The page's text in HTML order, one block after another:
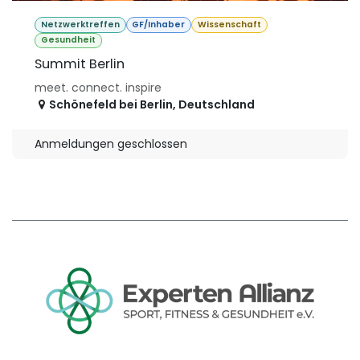
Netzwerktreffen GF/Inhaber
Wissenschaft
Gesundheit
Summit Berlin
meet. connect. inspire
Schönefeld bei Berlin, Deutschland
Anmeldungen geschlossen